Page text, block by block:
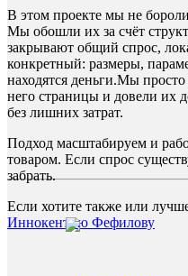
В этом проекте мы не
Мы обошли их за счёт
закрывают общий спрос,
конкретный: размеры,
находятся деньги.Мы
него страницы и довели
без лишних затрат.
Подход масштабируем и
товаром. Если спрос
забрать.
Если хотите также или
Иннокентию Фефилову